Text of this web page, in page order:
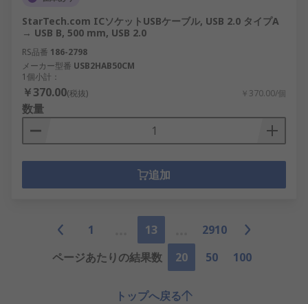
StarTech.com ICソケットUSBケーブル, USB 2.0 タイプA
→ USB B, 500 mm, USB 2.0
RS品番 186-2798
メーカー型番 USB2HAB50CM
1個小計：
￥370.00(税抜) ￥370.00/個
数量
追加
1 13
2910
ページあたりの結果数
20 50 100
トップへ戻る